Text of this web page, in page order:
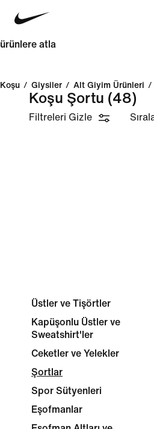
ürünlere atla
Koşu / Giysiler / Alt Giyim Ürünleri /
Koşu Şortu (48)
Filtreleri Gizle
Üstler ve Tişörtler
Kapüşonlu Üstler ve
Sweatshirt'ler
Ceketler ve Yelekler
Şortlar
Spor Sütyenleri
Eşofmanlar